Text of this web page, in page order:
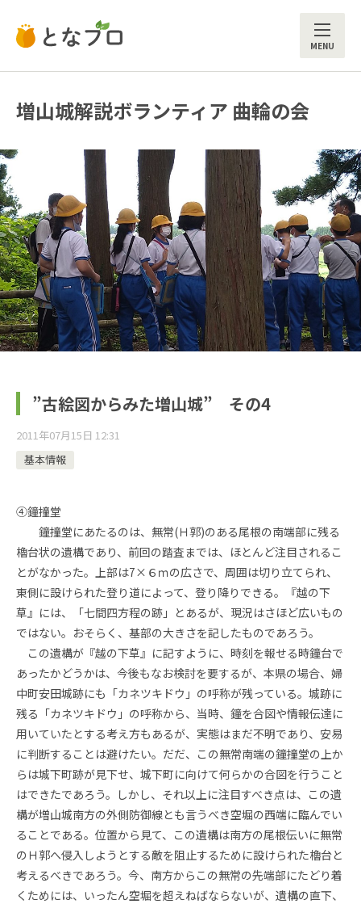
増山城解説ボランティア 曲輪の会
”古絵図からみた増山城” その4
2011年07月15日 12:31
基本情報
④鐘撞堂
鐘撞堂にあたるのは、無常(Ｈ郭)のある尾根の南端部に残る
櫓台状の遺構であり、前回の踏査までは、ほとんど注目されるこ
とがなかった。上部は7×６ｍの広さで、周囲は切り立てられ、
東側に設けられた登り道によって、登り降りできる。『越の下
草』には、「七間四方程の跡」とあるが、現況はさほど広いもの
ではない。おそらく、基部の大きさを記したものであろう。
この遺構が『越の下草』に記すように、時刻を報せる時鐘台で
あったかどうかは、今後もなお検討を要するが、本県の場合、婦
中町安田城跡にも「カネツキドウ」の呼称が残っている。城跡に
残る「カネツキドウ」の呼称から、当時、鐘を合図や情報伝達に
用いていたとする考え方もあるが、実態はまだ不明であり、安易
に判断することは避けたい。だだ、この無常南端の鐘撞堂の上か
らは城下町跡が見下せ、城下町に向けて何らかの合図を行うこと
はできたであろう。しかし、それ以上に注目すべき点は、この遺
構が増山城南方の外側防御線とも言うべき空堀の西端に臨んでい
ることである。位置から見て、この遺構は南方の尾根伝いに無常
のＨ郭へ侵入しようとする敵を阻止するために設けられた櫓台と
考えるべきであろう。今、南方からこの無常の先端部にたどり着
くためには、いったん空堀を超えねばならないが、遺構の直下、